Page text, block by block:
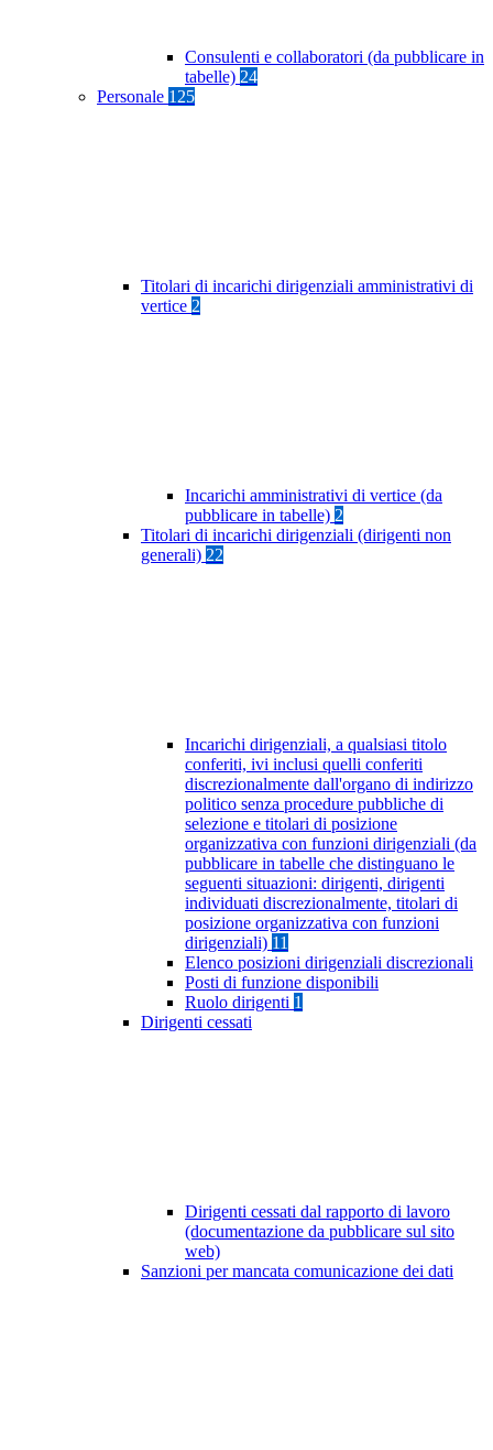
Consulenti e collaboratori (da pubblicare in
tabelle) 24
Personale 125
Titolari di incarichi dirigenziali amministrativi di
vertice 2
Incarichi amministrativi di vertice (da
pubblicare in tabelle) 2
Titolari di incarichi dirigenziali (dirigenti non
generali) 22
Incarichi dirigenziali, a qualsiasi titolo
conferiti, ivi inclusi quelli conferiti
discrezionalmente dall'organo di indirizzo
politico senza procedure pubbliche di
selezione e titolari di posizione
organizzativa con funzioni dirigenziali (da
pubblicare in tabelle che distinguano le
seguenti situazioni: dirigenti, dirigenti
individuati discrezionalmente, titolari di
posizione organizzativa con funzioni
dirigenziali) 11
Elenco posizioni dirigenziali discrezionali
Posti di funzione disponibili
Ruolo dirigenti 1
Dirigenti cessati
Dirigenti cessati dal rapporto di lavoro
(documentazione da pubblicare sul sito
web)
Sanzioni per mancata comunicazione dei dati